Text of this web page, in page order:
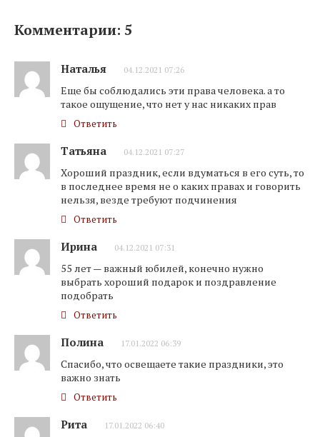
Комментарии: 5
Наталья 04.12.2021 07:26
Еще бы соблюдались эти права человека. а то
такое ощущение, что нет у нас никаких прав
Ответить
Татьяна 04.12.2021 07:27
Хороший праздник, если вдуматься в его суть, то
в последнее время не о каких правах и говорить
нельзя, везде требуют подчинения
Ответить
Ирина 04.12.2021 07:31
55 лет — важный юбилей, конечно нужно
выбрать хороший подарок и поздравление
подобрать
Ответить
Полина 17.01.2022 06:39
Спасибо, что освещаете такие праздники, это
важно знать
Ответить
Рита 17.01.2022 06:40